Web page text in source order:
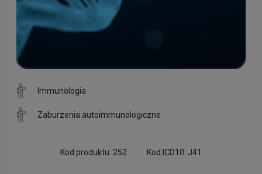
Immunologia
Zaburzenia autoimmunologiczne
Kod produktu: 252 Kod ICD10: J41